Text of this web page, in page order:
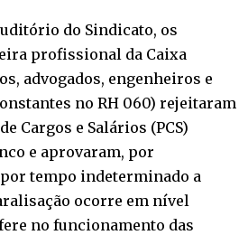
do Sindicato, os
profissional da Caixa
advogados, engenheiros e
no RH 060) rejeitaram
Cargos e Salários (PCS)
e aprovaram, por
tempo indeterminado a
ocorre em nível
no funcionamento das